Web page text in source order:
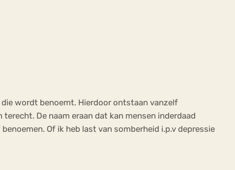
wordt benoemt. Hierdoor ontstaan vanzelf
De naam eraan dat kan mensen inderdaad
Of ik heb last van somberheid i.p.v depressie